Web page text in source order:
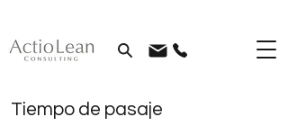
Tiempo de pasaje